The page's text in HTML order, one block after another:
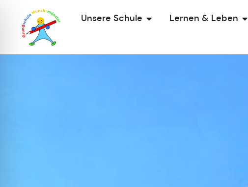
Zur Startseite
Unsere Schule Lernen & Leben